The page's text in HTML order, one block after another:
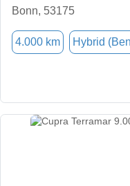
Bonn, 53175
4.000 km Hybrid